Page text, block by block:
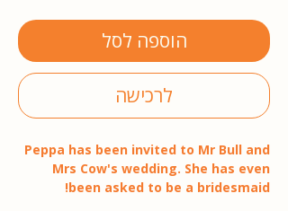
הוספה לסל
לרכישה
Peppa has been invited to Mr Bull and
Mrs Cow's wedding. She has even
been asked to be a bridesmaid!